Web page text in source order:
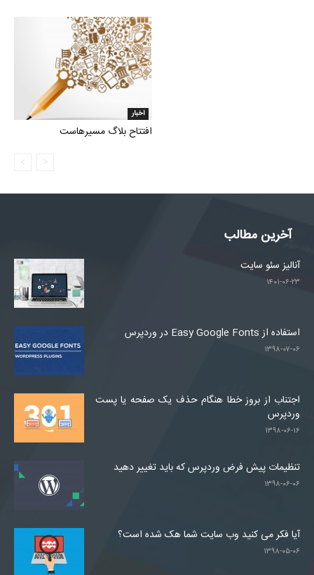
اخبار
افتتاح بلاگ مسیرهاست
آخرین مطالب
آنالیز سئو سایت
۱۴۰۱-۰۶-۲۳
استفاده از Easy Google Fonts در وردپرس
۱۳۹۸-۰۷-۰۶
اجتناب از بروز خطا هنگام حذف یک صفحه یا پست
وردپرس
۱۳۹۸-۰۶-۱۶
تنظیمات پیش فرض وردپرس که باید تغییر دهید
۱۳۹۸-۰۶-۰۶
آیا فکر می کنید وب سایت شما هک شده است؟
۱۳۹۸-۰۵-۰۶